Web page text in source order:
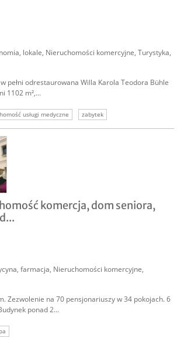
lokale, Nieruchomości komercyjne, Turystyka,
pełni odrestaurowana Willa Karola Teodora Bühle
1102 m²,...
usługi medyczne
zabytek
komercyjna
komercja, dom seniora,
farmacja, Nieruchomości komercyjne,
Zezwolenie na 70 pensjonariuszy w 34 pokojach. 6
ponad 2...